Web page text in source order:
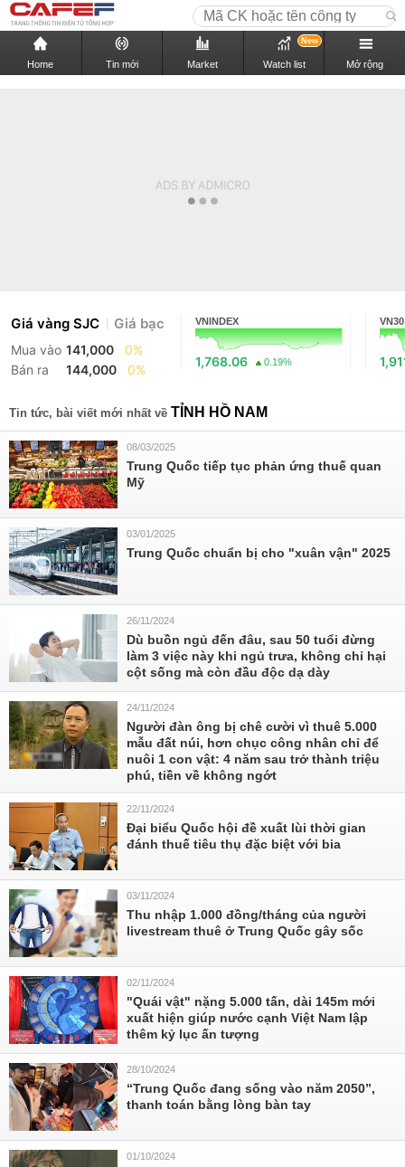
Home Tin mới Market Watch list
New
Mở rộng
Giá vàng SJC Giá bạc
Mua vào 141,000
0%
Bán ra
144,000 0%
VNINDEX
1,768.06 0.19%
VN30
Tin tức, bài viết mới nhất về TỈNH HỒ NAM
08/03/2025
Trung Quốc tiếp tục phản ứng thuế quan
Mỹ
03/01/2025
Trung Quốc chuẩn bị cho "xuân vận" 2025
26/11/2024
Dù buồn ngủ đến đâu, sau 50 tuổi đừng
làm 3 việc này khi ngủ trưa, không chỉ hại
cột sống mà còn đầu độc dạ dày
24/11/2024
Người đàn ông bị chê cười vì thuê 5.000
mẫu đất núi, hơn chục công nhân chỉ để
nuôi 1 con vật: 4 năm sau trở thành triệu
phú, tiền về không ngớt
22/11/2024
Đại biểu Quốc hội đề xuất lùi thời gian
đánh thuế tiêu thụ đặc biệt với bia
03/11/2024
Thu nhập 1.000 đồng/tháng của người
livestream thuê ở Trung Quốc gây sốc
02/11/2024
"Quái vật" nặng 5.000 tấn, dài 145m mới
xuất hiện giúp nước cạnh Việt Nam lập
thêm kỷ lục ấn tượng
28/10/2024
“Trung Quốc đang sống vào năm 2050”,
thanh toán bằng lòng bàn tay
01/10/2024